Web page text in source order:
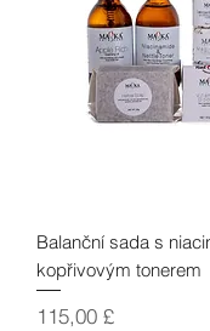
Balanční sada s
kopřivovým tonerem
Cena
115,00 £